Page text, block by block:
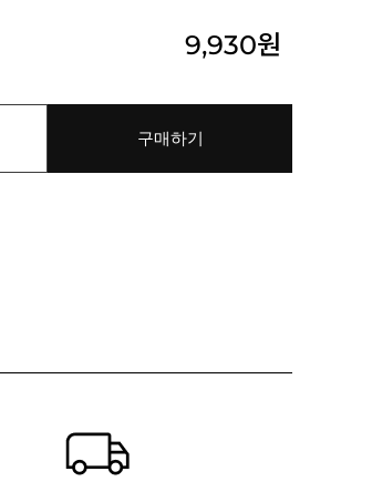
9,930원
구매하기